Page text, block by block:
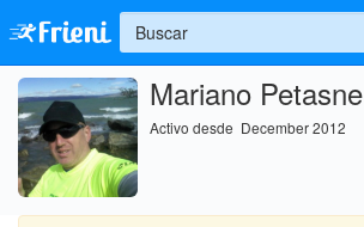
Ingresar
Inicio
Ayuda
Mariano Petasne
Activo desde December 2012